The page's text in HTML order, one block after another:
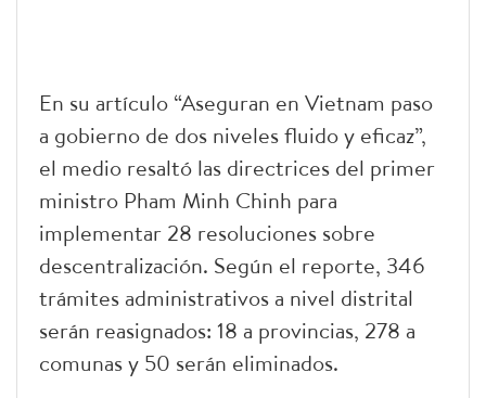
En su artículo “Aseguran en Vietnam paso
a gobierno de dos niveles fluido y eficaz”,
el medio resaltó las directrices del primer
ministro Pham Minh Chinh para
implementar 28 resoluciones sobre
descentralización. Según el reporte, 346
trámites administrativos a nivel distrital
serán reasignados: 18 a provincias, 278 a
comunas y 50 serán eliminados.